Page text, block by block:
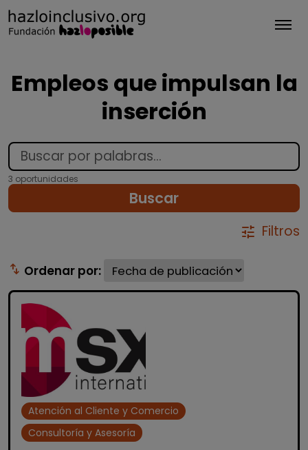
Empleos que impulsan la
inserción
3 oportunidades
Buscar
tune Filtros
swap_vert Ordenar por:
Atención al Cliente y Comercio
Consultoría y Asesoría